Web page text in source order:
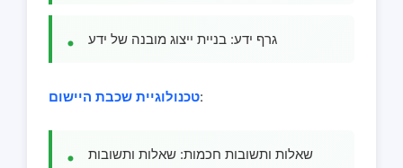
גרף ידע: בניית ייצוג מובנה של ידע
טכנולוגיית שכבת היישום:
שאלות ותשובות חכמות: שאלות ותשובות